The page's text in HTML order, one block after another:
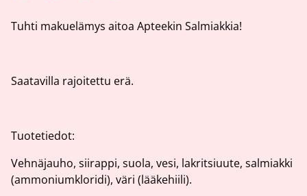
Tuhti makuelämys aitoa Apteekin Salmiakkia!
Saatavilla rajoitettu erä.
Tuotetiedot:
Vehnäjauho, siirappi, suola, vesi, lakritsiuute, salmiakki
(ammoniumkloridi), väri (lääkehiili).